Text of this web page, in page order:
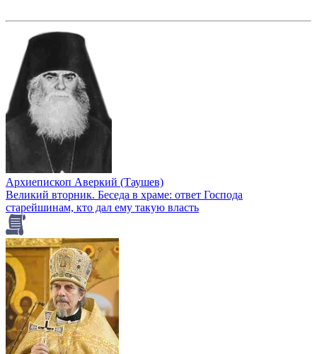
Архиепископ Аверкий (Таушев)
Великий вторник. Беседа в храме: ответ Господа
старейшинам, кто дал ему такую власть